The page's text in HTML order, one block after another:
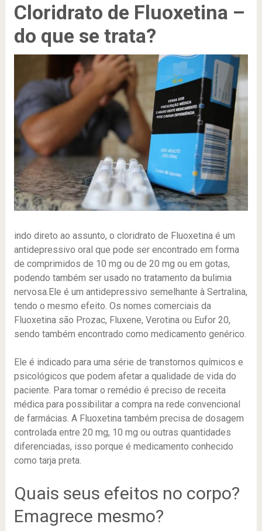
Cloridrato de Fluoxetina –
do que se trata?
indo direto ao assunto, o cloridrato de Fluoxetina é um
antidepressivo oral que pode ser encontrado em forma
de comprimidos de 10 mg ou de 20 mg ou em gotas,
podendo também ser usado no tratamento da bulimia
nervosa.Ele é um antidepressivo semelhante à Sertralina,
tendo o mesmo efeito. Os nomes comerciais da
Fluoxetina são Prozac, Fluxene, Verotina ou Eufor 20,
sendo também encontrado como medicamento genérico.
Ele é indicado para uma série de transtornos químicos e
psicológicos que podem afetar a qualidade de vida do
paciente. Para tomar o remédio é preciso de receita
médica para possibilitar a compra na rede convencional
de farmácias. A Fluoxetina também precisa de dosagem
controlada entre 20 mg, 10 mg ou outras quantidades
diferenciadas, isso porque é medicamento conhecido
como tarja preta.
Quais seus efeitos no corpo?
Emagrece mesmo?